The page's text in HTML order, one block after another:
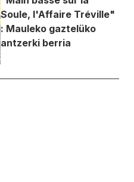
Soule, l'Affaire Tréville"
: Mauleko gaztelüko
antzerki berria